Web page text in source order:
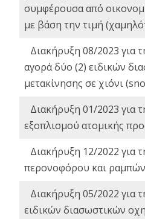
συμφέρουσα από
με βάση την τιμή
Διακήρυξη 08/2023 για
αγορά δύο (2) ειδικών
μετακίνησης σε χιόνι
Διακήρυξη 01/2023 για
εξοπλισμού ατομικής
Διακήρυξη 12/2022 για
περονοφόρου και ραμπών
Διακήρυξη 05/2022 για
ειδικών διασωστικών